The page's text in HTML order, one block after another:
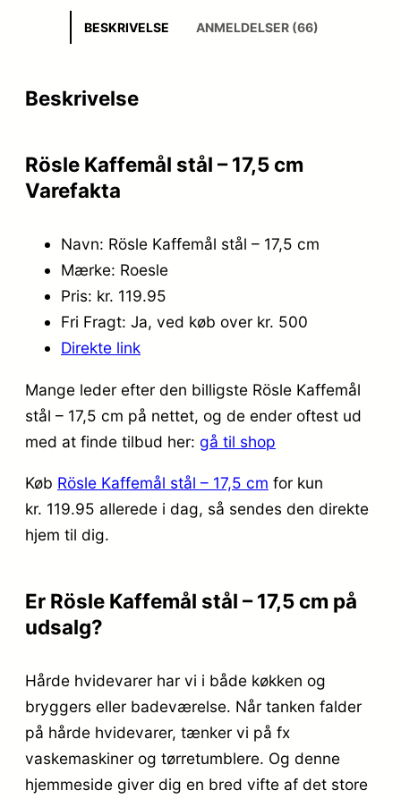
BESKRIVELSE ANMELDELSER (66)
Beskrivelse
Rösle Kaffemål stål – 17,5 cm
Varefakta
Navn: Rösle Kaffemål stål – 17,5 cm
Mærke: Roesle
Pris: kr. 119.95
Fri Fragt: Ja, ved køb over kr. 500
Direkte link
Mange leder efter den billigste Rösle Kaffemål
stål – 17,5 cm på nettet, og de ender oftest ud
med at finde tilbud her: gå til shop
Køb Rösle Kaffemål stål – 17,5 cm for kun
kr. 119.95 allerede i dag, så sendes den direkte
hjem til dig.
Er Rösle Kaffemål stål – 17,5 cm på
udsalg?
Hårde hvidevarer har vi i både køkken og
bryggers eller badeværelse. Når tanken falder
på hårde hvidevarer, tænker vi på fx
vaskemaskiner og tørretumblere. Og denne
hjemmeside giver dig en bred vifte af det store